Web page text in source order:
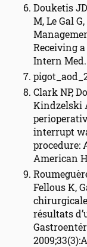
Douketis
M, Le Gal
Receiving
Intern Med.
Clark NP,
Kindzelski
interrupt
procedure:
American
Fellous K,
résultats